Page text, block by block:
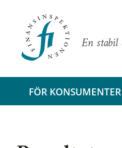
En stabil
FÖR KONSUMENTER